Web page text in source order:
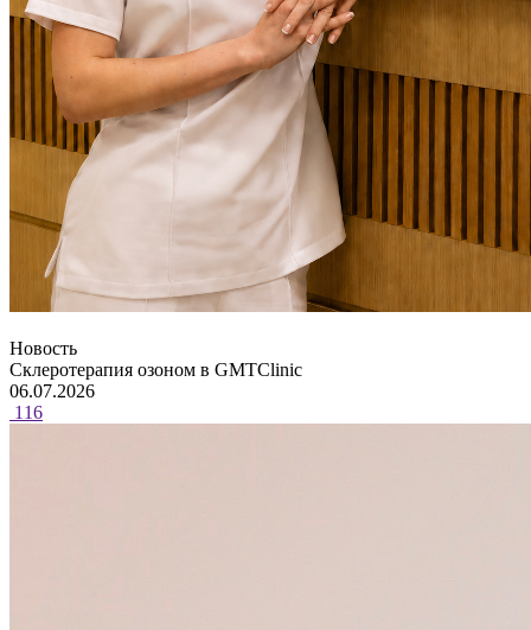
Новость
Склеротерапия озоном в GMTClinic
06.07.2026
116